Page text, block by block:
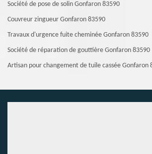
Société de pose de solin Gonfaron 83590
Couvreur zingueur Gonfaron 83590
Travaux d'urgence fuite cheminée Gonfaron 83590
Société de réparation de gouttière Gonfaron 83590
Artisan pour changement de tuile cassée Gonfaron